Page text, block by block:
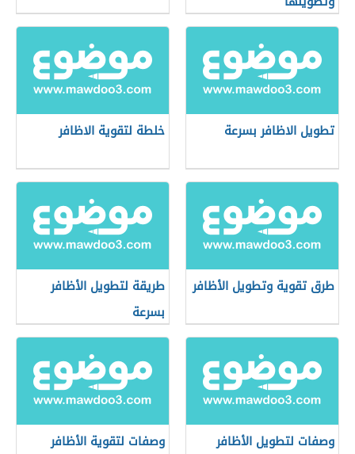
تطويل الاظافر بسرعة خلطة لتقوية الاظافر
طرق تقوية وتطويل الأظافر
طريقة لتطويل الأظافر
بسرعة
وصفات لتطويل الأظافر وصفات لتقوية الأظافر